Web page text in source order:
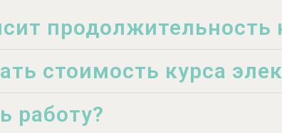
продолжительность
стоимость курса
работу?